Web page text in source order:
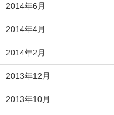
2014年6月
2014年4月
2014年2月
2013年12月
2013年10月